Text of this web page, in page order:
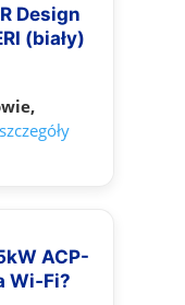
Design
(biały)
szczegóły
ACP-
Wi‑Fi?